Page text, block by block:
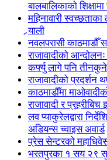
बालबालिकाको
महिनावारी
र्‍याली
नवलपरासी काठमाडौँ
राजावादीको
कर्फ्यु लागे पनि
राजावादीको
काठमाडौँमा
राजावादी र
लव प्याकुरेलद्वारा
अडियन्स च्वाइस अवार्ड
प्रेस सेन्टरको
भरतपुरका १ सय २९